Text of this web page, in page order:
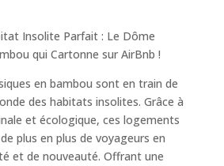
Insolite Parfait : Le Dôme
qui Cartonne sur AirBnb !
en bambou sont en train de
des habitats insolites. Grâce à
et écologique, ces logements
plus en plus de voyageurs en
et de nouveauté. Offrant une